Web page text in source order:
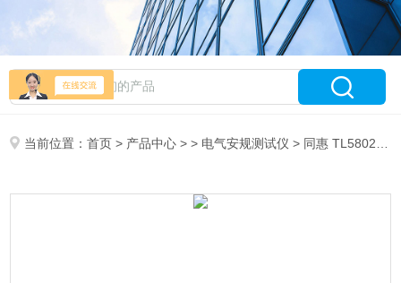
当前位置：首页 > 产品中心 > > 电气安规测试仪 > 同惠 TL5802S 无源泄漏电流测试仪